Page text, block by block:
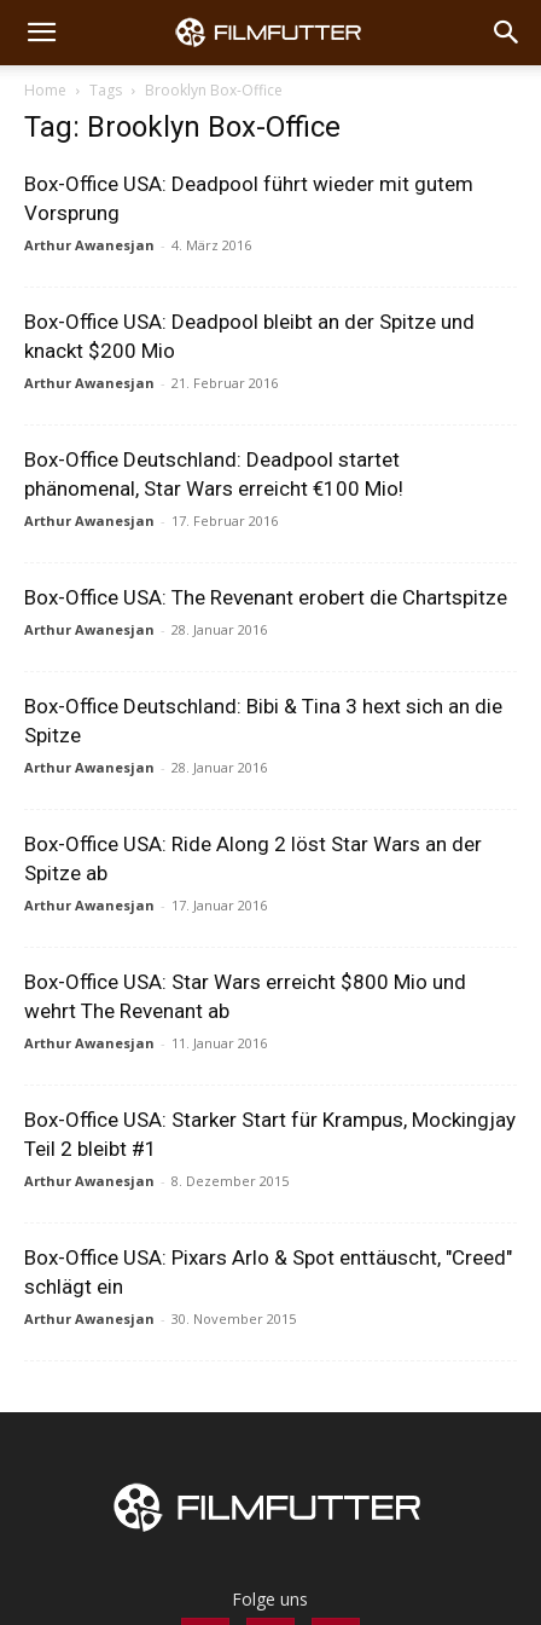
Home Tags Brooklyn Box-Office
Tag: Brooklyn Box-Office
Box-Office USA: Deadpool führt wieder mit gutem
Vorsprung
Arthur Awanesjan - 4. März 2016
Box-Office USA: Deadpool bleibt an der Spitze und
knackt $200 Mio
Arthur Awanesjan - 21. Februar 2016
Box-Office Deutschland: Deadpool startet
phänomenal, Star Wars erreicht €100 Mio!
Arthur Awanesjan - 17. Februar 2016
Box-Office USA: The Revenant erobert die Chartspitze
Arthur Awanesjan - 28. Januar 2016
Box-Office Deutschland: Bibi & Tina 3 hext sich an die
Spitze
Arthur Awanesjan - 28. Januar 2016
Box-Office USA: Ride Along 2 löst Star Wars an der
Spitze ab
Arthur Awanesjan - 17. Januar 2016
Box-Office USA: Star Wars erreicht $800 Mio und
wehrt The Revenant ab
Arthur Awanesjan - 11. Januar 2016
Box-Office USA: Starker Start für Krampus, Mockingjay
Teil 2 bleibt #1
Arthur Awanesjan - 8. Dezember 2015
Box-Office USA: Pixars Arlo & Spot enttäuscht, "Creed"
schlägt ein
Arthur Awanesjan - 30. November 2015
Folge uns